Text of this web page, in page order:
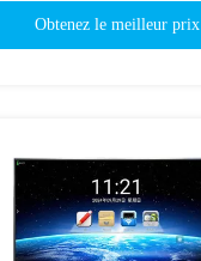
Obtenez le meilleur prix